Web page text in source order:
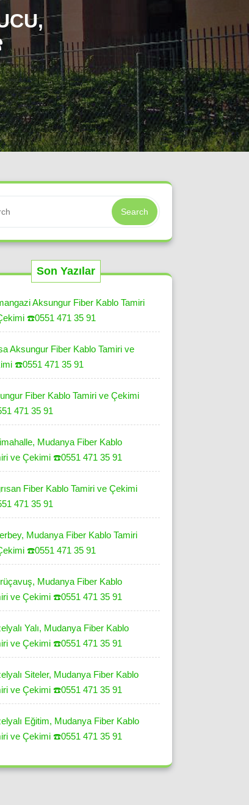
Search
Son Yazılar
Aksungur Fiber Kablo Tamiri
☎️0551 471 35 91
Aksungur Fiber Kablo Tamiri ve
☎️0551 471 35 91
Fiber Kablo Tamiri ve Çekimi
471 35 91
Mudanya Fiber Kablo
ve Çekimi ☎️0551 471 35 91
Fiber Kablo Tamiri ve Çekimi
471 35 91
Mudanya Fiber Kablo Tamiri
☎️0551 471 35 91
Mudanya Fiber Kablo
ve Çekimi ☎️0551 471 35 91
Yalı, Mudanya Fiber Kablo
ve Çekimi ☎️0551 471 35 91
Siteler, Mudanya Fiber Kablo
ve Çekimi ☎️0551 471 35 91
Eğitim, Mudanya Fiber Kablo
ve Çekimi ☎️0551 471 35 91